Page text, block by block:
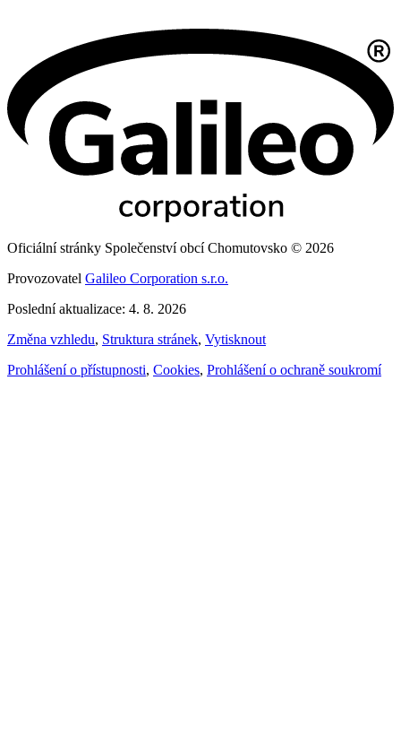
Oficiální stránky Společenství obcí Chomutovsko © 2026
Provozovatel Galileo Corporation s.r.o.
Poslední aktualizace: 4. 8. 2026
Změna vzhledu, Struktura stránek, Vytisknout
Prohlášení o přístupnosti, Cookies, Prohlášení o ochraně soukromí